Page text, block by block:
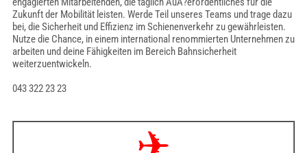
Zukunft der Mobilität leisten. Werde Teil unseres Teams und trage dazu
bei, die Sicherheit und Effizienz im Schienenverkehr zu gewährleisten.
Nutze die Chance, in einem international renommierten Unternehmen zu
arbeiten und deine Fähigkeiten im Bereich Bahnsicherheit
weiterzuentwickeln.
043 322 23 23